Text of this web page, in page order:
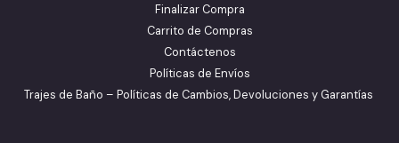
Finalizar Compra
Carrito de Compras
Contáctenos
Políticas de Envíos
Trajes de Baño – Políticas de Cambios, Devoluciones y Garantías